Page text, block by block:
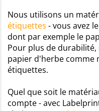
Nous utilisons un
étiquettes - vous avez
dont par exemple le
Pour plus de
papier d'herbe comme
étiquettes.
Quel que soit le
compte - avec